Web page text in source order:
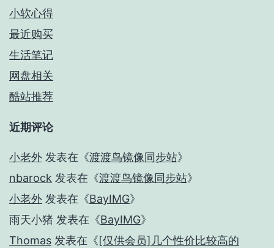
小软心得
最近购买
生活笔记
网盘相关
酷站推荐
近期评论
小老外 发表在《渡渡鸟镜像同步站》
nbarock 发表在《渡渡鸟镜像同步站》
小老外 发表在《BayIMG》
雨天小猪 发表在《BayIMG》
Thomas 发表在《[仅供会员]几个性价比较高的